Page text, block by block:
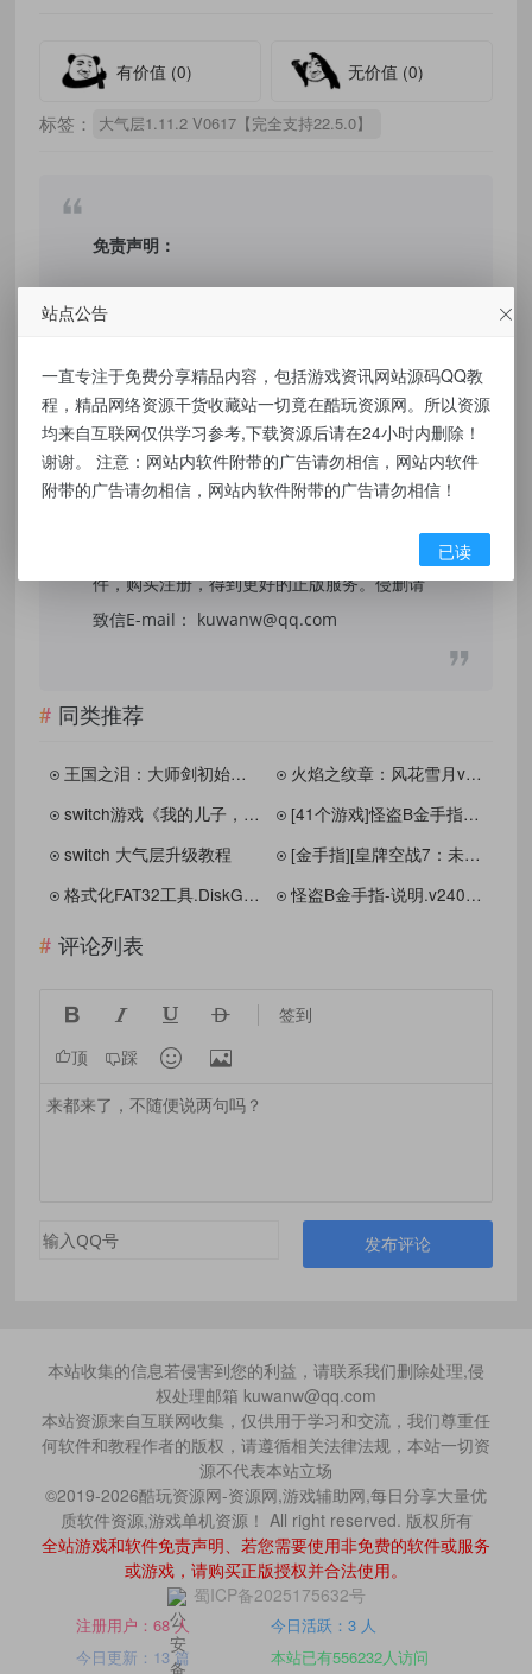
有价值 (0) 无价值 (0)
标签： 大气层1.11.2 V0617【完全支持22.5.0】
免责声明：
和研究目的。不得将上述内容用于商业或者非
法用途，否则，一切后果请用户自负，我们不
保证内容的长久可用性，通过使用本站内容随
之而来的风险与本站无关，您必须在下载后的
件，购买注册，得到更好的正版服务。侵删请
致信E-mail： kuwanw@qq.com
同类推荐
王国之泪：大师剑初始存档（继承：伊波娜，皇家白马，巨马，英杰之诗）
火焰之纹章：风花雪月v1.2.0存档修改器 - FireEmblemThreeHouse_SaveEditor_v1.2.0_Beta1
switch游戏《我的儿子，Yome-sama-Wakeari的妻子 息子のおヨメさま》日文版nsp下载
[41个游戏]怪盗B金手指合集.v241003[怪盗助手.Kaitocheats]
switch 大气层升级教程
[金手指][皇牌空战7：未知空域].港版[v1.0.0]（能与怪盗B金手指合集共同使用）
格式化FAT32工具.DiskGenius_Pro_5.5.0.1488_64bit_中文单文件
怪盗B金手指-说明.v240731(更新：斩妖行、勇气默示录2等)
评论列表
    签到
顶 踩  
发布评论
本站收集的信息若侵害到您的利益，请联系我们删除处理,侵
权处理邮箱 kuwanw@qq.com
本站资源来自互联网收集，仅供用于学习和交流，我们尊重任
何软件和教程作者的版权，请遵循相关法律法规，本站一切资
源不代表本站立场
©2019-2026酷玩资源网-资源网,游戏辅助网,每日分享大量优
质软件资源,游戏单机资源！ All right reserved. 版权所有
全站游戏和软件免责声明、若您需要使用非免费的软件或服务
或游戏，请购买正版授权并合法使用。
蜀ICP备2025175632号
注册用户：68 人
今日活跃：3 人
今日更新：13 篇
本站已有556232人访问
站点公告
一直专注于免费分享精品内容，包括游戏资讯网站源码QQ教
程，精品网络资源干货收藏站一切竟在酷玩资源网。所以资源
均来自互联网仅供学习参考,下载资源后请在24小时内删除！
谢谢。 注意：网站内软件附带的广告请勿相信，网站内软件
附带的广告请勿相信，网站内软件附带的广告请勿相信！
已读